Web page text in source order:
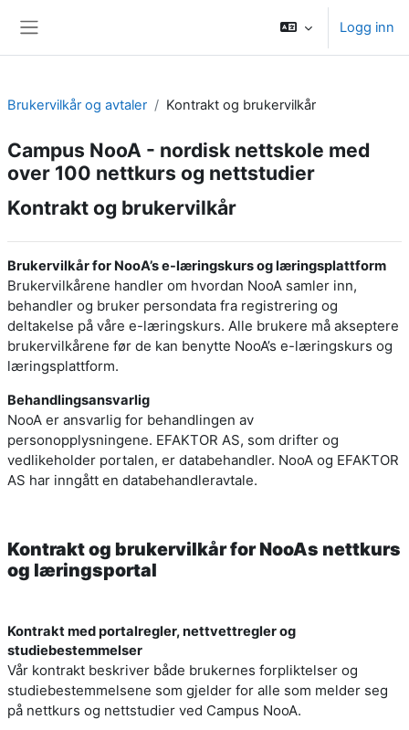
Logg inn
Brukervilkår og avtaler Kontrakt og brukervilkår
Campus NooA - nordisk nettskole med
over 100 nettkurs og nettstudier
Kontrakt og brukervilkår
Brukervilkår for NooA’s e-læringskurs og læringsplattform
Brukervilkårene handler om hvordan NooA samler inn,
behandler og bruker persondata fra registrering og
deltakelse på våre e-læringskurs. Alle brukere må akseptere
brukervilkårene før de kan benytte NooA’s e-læringskurs og
læringsplattform.
Behandlingsansvarlig
NooA er ansvarlig for behandlingen av
personopplysningene. EFAKTOR AS, som drifter og
vedlikeholder portalen, er databehandler. NooA og EFAKTOR
AS har inngått en databehandleravtale.
Kontrakt og brukervilkår for NooAs nettkurs
og læringsportal
Kontrakt med portalregler, nettvettregler og
studiebestemmelser
Vår kontrakt beskriver både brukernes forpliktelser og
studiebestemmelsene som gjelder for alle som melder seg
på nettkurs og nettstudier ved Campus NooA.